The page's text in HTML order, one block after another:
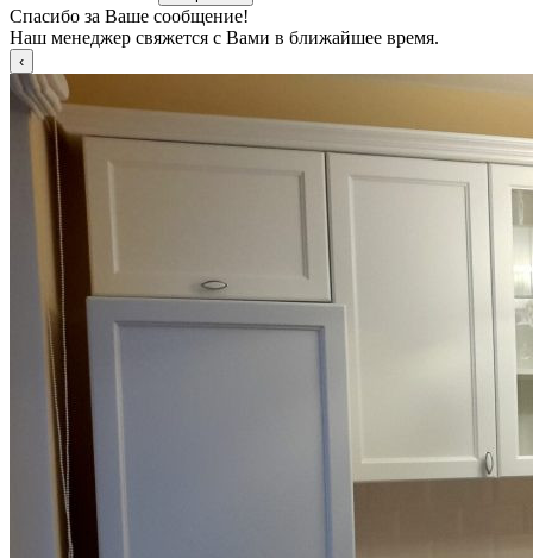
Спасибо за Ваше сообщение!
Наш менеджер свяжется с Вами в ближайшее время.